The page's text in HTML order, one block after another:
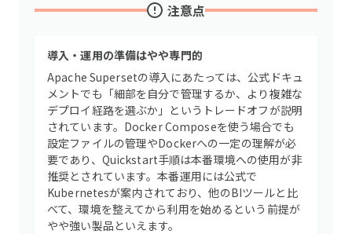
注意点
導入・運用の準備はやや専門的
Apache Supersetの導入にあたっては、公式ドキュ
メントでも「細部を自分で管理するか、より複雑な
デプロイ経路を選ぶか」というトレードオフが説明
されています。Docker Composeを使う場合でも
設定ファイルの管理やDockerへの一定の理解が必
要であり、Quickstart手順は本番環境への使用が非
推奨とされています。本番運用には公式で
Kubernetesが案内されており、他のBIツールと比
べて、環境を整えてから利用を始めるという前提が
やや強い製品といえます。